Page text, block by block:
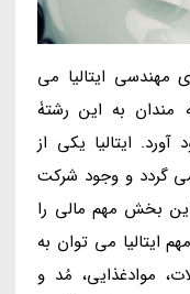
مهندسی ایتالیا می
مندان به این رشتۀ
آورد. ایتالیا یکی از
گردد و وجود شرکت
بخش مهم مالی را
ایتالیا می توان به
موادغذایی، مُد و